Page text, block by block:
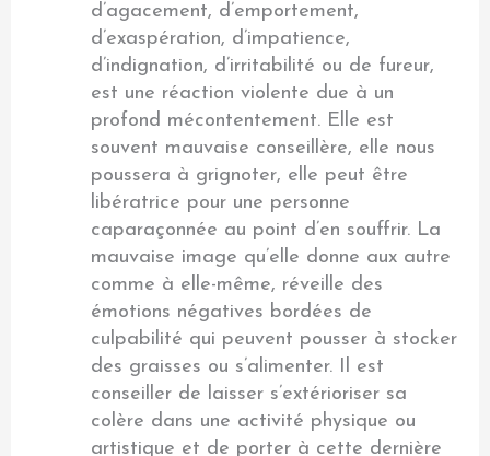
d’agacement, d’emportement,
d’exaspération, d’impatience,
d’indignation, d’irritabilité ou de fureur,
est une réaction violente due à un
profond mécontentement. Elle est
souvent mauvaise conseillère, elle nous
poussera à grignoter, elle peut être
libératrice pour une personne
caparaçonnée au point d’en souffrir. La
mauvaise image qu’elle donne aux autre
comme à elle-même, réveille des
émotions négatives bordées de
culpabilité qui peuvent pousser à stocker
des graisses ou s’alimenter. Il est
conseiller de laisser s’extérioriser sa
colère dans une activité physique ou
artistique et de porter à cette dernière